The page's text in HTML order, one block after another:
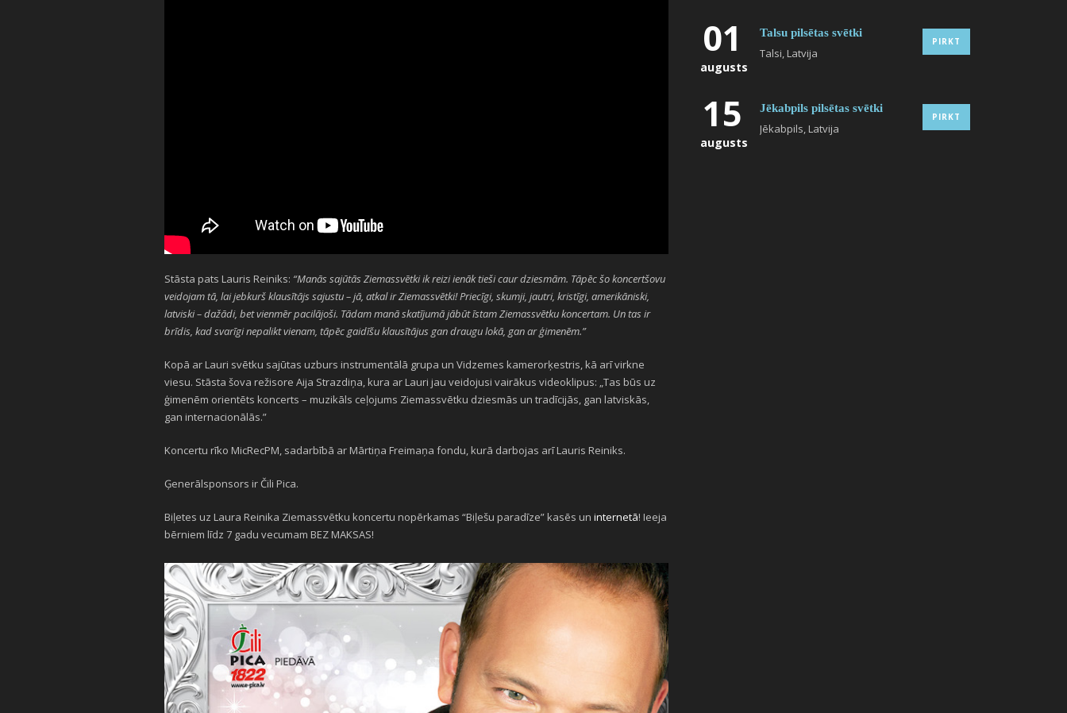
Stāsta pats Lauris Reiniks: “Manās sajūtās Ziemassvētki ik reizi ienāk tieši caur dziesmām. Tāpēc šo koncertšovu
veidojam tā, lai jebkurš klausītājs sajustu – jā, atkal ir Ziemassvētki! Priecīgi, skumji, jautri, kristīgi, amerikāniski,
latviski – dažādi, bet vienmēr pacilājoši. Tādam manā skatījumā jābūt īstam Ziemassvētku koncertam. Un tas ir
brīdis, kad svarīgi nepalikt vienam, tāpēc gaidīšu klausītājus gan draugu lokā, gan ar ģimenēm.”
Kopā ar Lauri svētku sajūtas uzburs instrumentālā grupa un Vidzemes kamerorķestris, kā arī virkne
viesu. Stāsta šova režisore Aija Strazdiņa, kura ar Lauri jau veidojusi vairākus videoklipus: „Tas būs uz
ģimenēm orientēts koncerts – muzikāls ceļojums Ziemassvētku dziesmās un tradīcijās, gan latviskās,
gan internacionālās.”
Koncertu rīko MicRecPM, sadarbībā ar Mārtiņa Freimaņa fondu, kurā darbojas arī Lauris Reiniks.
Ģenerālsponsors ir Čili Pica.
Biļetes uz Laura Reinika Ziemassvētku koncertu nopērkamas “Biļešu paradīze” kasēs un internetā! Ieeja
bērniem līdz 7 gadu vecumam BEZ MAKSAS!
01
augusts
Talsu pilsētas svētki
Talsi, Latvija
PIRKT
15
augusts
Jēkabpils pilsētas svētki
Jēkabpils, Latvija
PIRKT